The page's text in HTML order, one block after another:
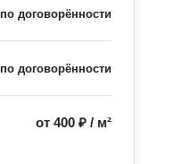
по договорённости
по договорённости
от400 ₽ / м²